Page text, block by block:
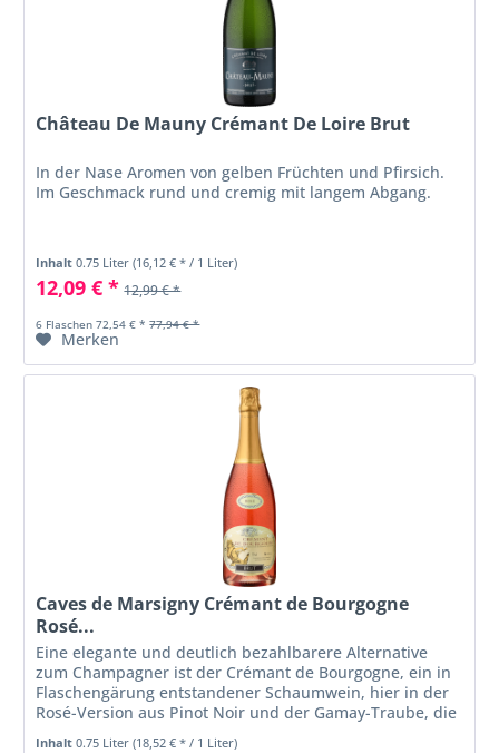
Château De Mauny Crémant De Loire Brut
In der Nase Aromen von gelben Früchten und Pfirsich.
Im Geschmack rund und cremig mit langem Abgang.
Inhalt0.75 Liter(16,12 € * / 1 Liter)
12,09 € * 12,99 € *
6 Flaschen 72,54 € * 77,94 € *
Merken
Caves de Marsigny Crémant de Bourgogne
Rosé...
Eine elegante und deutlich bezahlbarere Alternative
zum Champagner ist der Crémant de Bourgogne, ein in
Flaschengärung entstandener Schaumwein, hier in der
Rosé-Version aus Pinot Noir und der Gamay-Traube, die
in Burgund heimisch ist....
Inhalt0.75 Liter(18,52 € * / 1 Liter)